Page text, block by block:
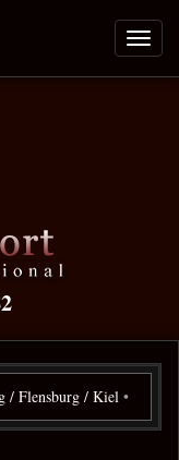
ein-/
/ Flensburg / Kiel •